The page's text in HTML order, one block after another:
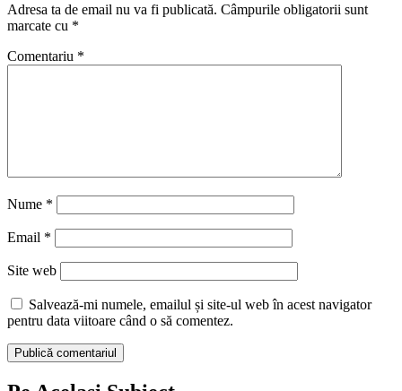
Adresa ta de email nu va fi publicată. Câmpurile obligatorii sunt
marcate cu *
Comentariu *
Nume *
Email *
Site web
Salvează-mi numele, emailul și site-ul web în acest navigator
pentru data viitoare când o să comentez.